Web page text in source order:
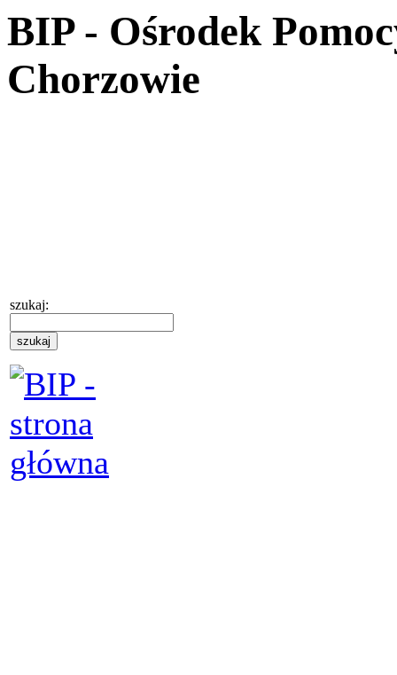
BIP - Ośrodek
Chorzowie
szukaj: